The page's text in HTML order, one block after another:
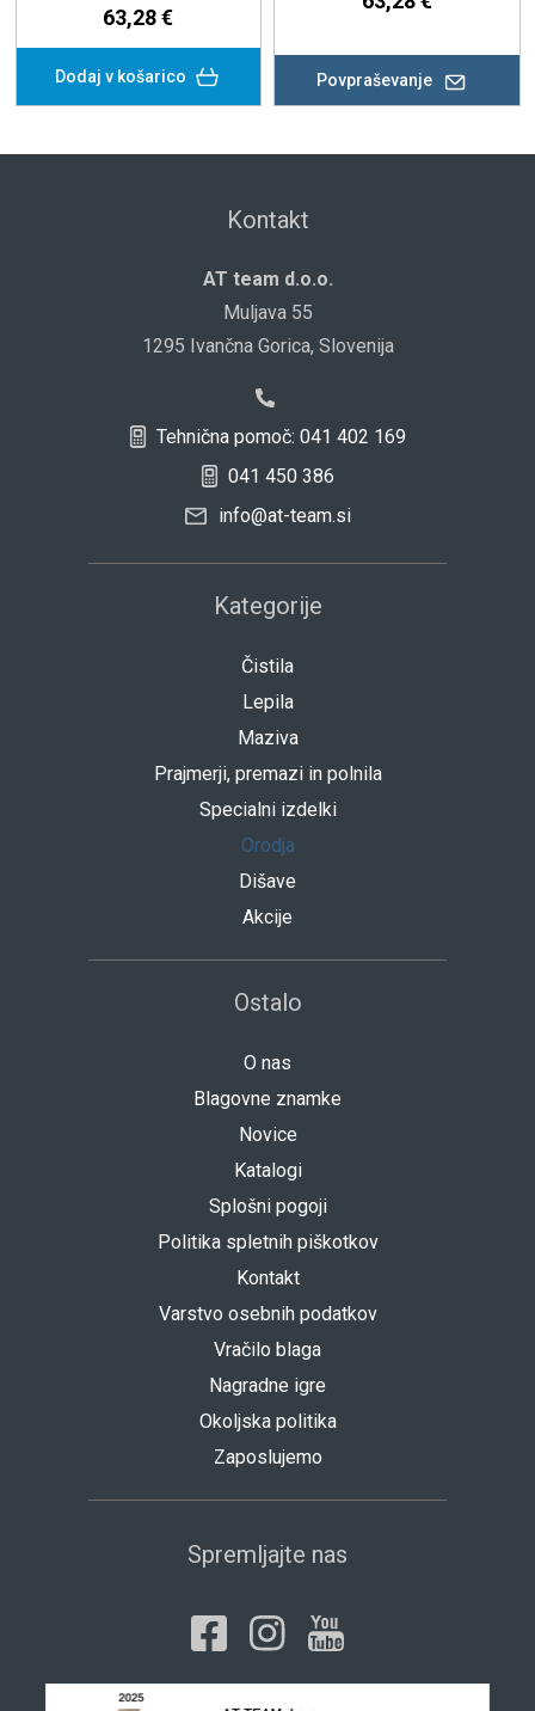
63,28 €
Dodaj v košarico Povpraševanje
Kontakt
AT team d.o.o.
Muljava 55
1295 Ivančna Gorica, Slovenija
Tehnična pomoč: 041 402 169
041 450 386
info@at-team.si
Kategorije
Čistila
Lepila
Maziva
Prajmerji, premazi in polnila
Specialni izdelki
Orodja
Dišave
Akcije
Ostalo
O nas
Blagovne znamke
Novice
Katalogi
Splošni pogoji
Politika spletnih piškotkov
Kontakt
Varstvo osebnih podatkov
Vračilo blaga
Nagradne igre
Okoljska politika
Zaposlujemo
Spremljajte nas